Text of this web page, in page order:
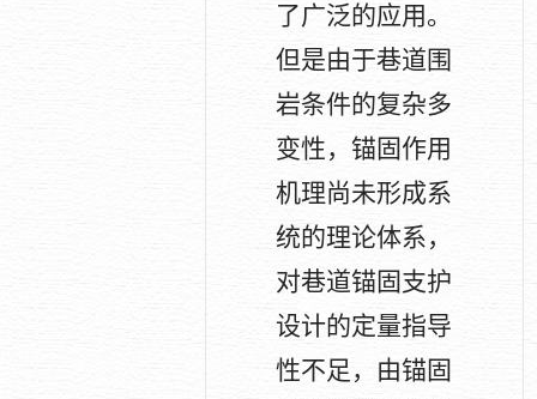
了广泛的应用。
但是由于巷道围
岩条件的复杂多
变性，锚固作用
机理尚未形成系
统的理论体系，
对巷道锚固支护
设计的定量指导
性不足，由锚固